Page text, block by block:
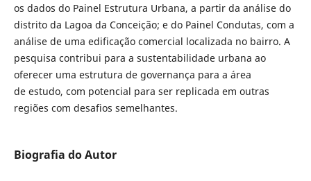
os dados do Painel Estrutura Urbana, a partir da análise do
distrito da Lagoa da Conceição; e do Painel Condutas, com a
análise de uma edificação comercial localizada no bairro. A
pesquisa contribui para a sustentabilidade urbana ao
oferecer uma estrutura de governança para a área
de estudo, com potencial para ser replicada em outras
regiões com desafios semelhantes.
Biografia do Autor